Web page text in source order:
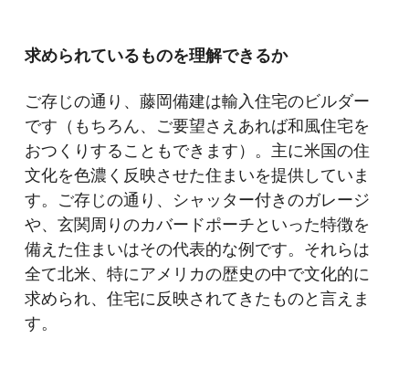
求められているものを理解できるか
ご存じの通り、藤岡備建は輸入住宅のビルダー
です（もちろん、ご要望さえあれば和風住宅を
おつくりすることもできます）。主に米国の住
文化を色濃く反映させた住まいを提供していま
す。ご存じの通り、シャッター付きのガレージ
や、玄関周りのカバードポーチといった特徴を
備えた住まいはその代表的な例です。それらは
全て北米、特にアメリカの歴史の中で文化的に
求められ、住宅に反映されてきたものと言えま
す。